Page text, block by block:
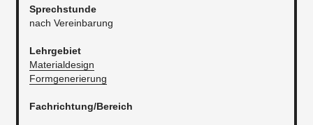
Sprechstunde
nach Vereinbarung
Lehrgebiet
Materialdesign
Formgenerierung
Fachrichtung/Bereich